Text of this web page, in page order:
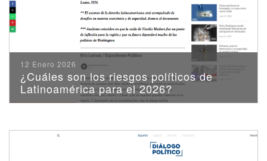
12 Enero 2026
¿Cuáles son los riesgos políticos de
Latinoamérica para el 2026?